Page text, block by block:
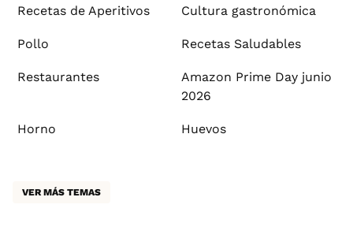
Recetas de Aperitivos Cultura gastronómica
Pollo Recetas Saludables
Restaurantes
Amazon Prime Day junio
2026
Horno Huevos
VER MÁS TEMAS